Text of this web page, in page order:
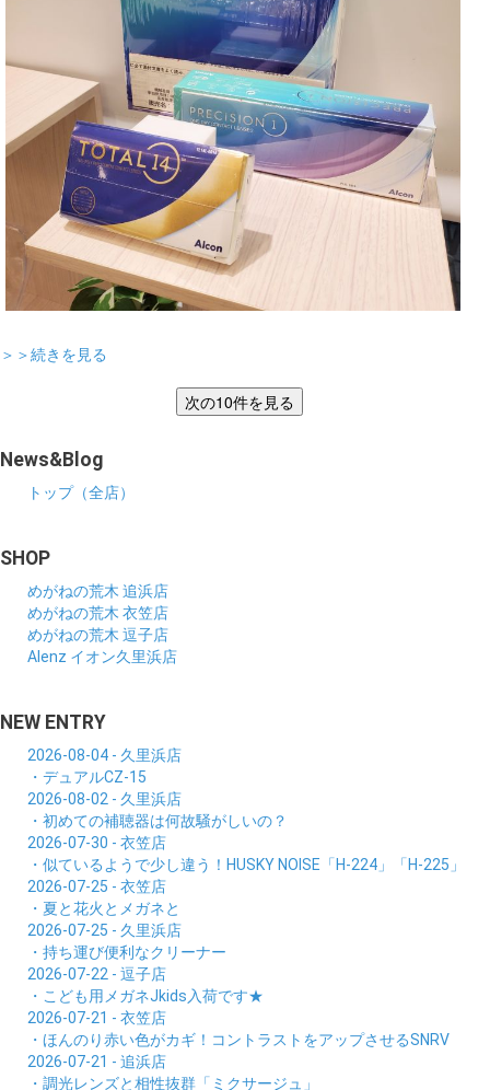
＞＞続きを見る
News&Blog
トップ（全店）
SHOP
めがねの荒木 追浜店
めがねの荒木 衣笠店
めがねの荒木 逗子店
Alenz イオン久里浜店
NEW ENTRY
2026-08-04 - 久里浜店
・デュアルCZ-15
2026-08-02 - 久里浜店
・初めての補聴器は何故騒がしいの？
2026-07-30 - 衣笠店
・似ているようで少し違う！HUSKY NOISE「H-224」「H-225」
2026-07-25 - 衣笠店
・夏と花火とメガネと
2026-07-25 - 久里浜店
・持ち運び便利なクリーナー
2026-07-22 - 逗子店
・こども用メガネJkids入荷です★
2026-07-21 - 衣笠店
・ほんのり赤い色がカギ！コントラストをアップさせるSNRV
2026-07-21 - 追浜店
・調光レンズと相性抜群「ミクサージュ」